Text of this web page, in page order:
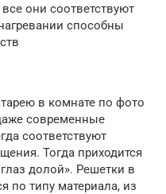
они соответствуют
способны
в комнате по фото
современные
соответствуют
Тогда приходится
долой». Решетки в
по типу материала, из